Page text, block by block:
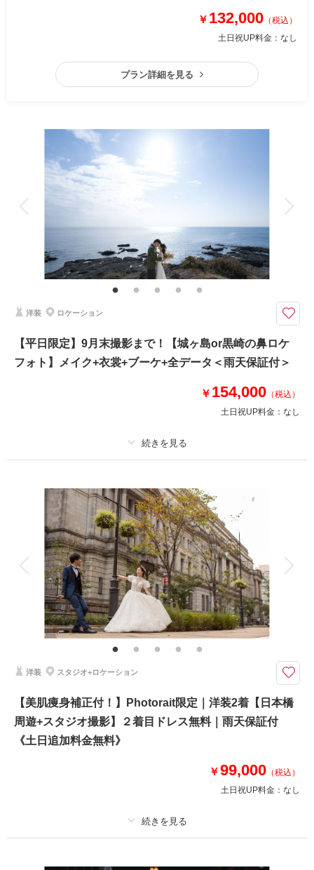
￥ 132,000 （税込）
土日祝UP料金： なし
プラン詳細を見る
洋装 ロケーション
【平日限定】9月末撮影まで！【城ヶ島or黒崎の鼻ロケ
フォト】メイク+衣裳+ブーケ+全データ＜雨天保証付＞
￥ 154,000 （税込）
土日祝UP料金： なし
撮影料 新婦衣装1着
着付け ヘアメイク 小物一式
アルバム データ 120 カット 台紙付写真
衣装追加 会食 挙式
家族と撮影 家族用衣装レンタル ペットと撮影
その他含むもの
☆選べる特典1つ☆ 衣裳合わせ(2.5h/サイズ調整)・悪天候時(前日降水確率
50％以上)日程変更・ヘアメイクアテンド・イヤリング/ヘッドアクセ・ブー
ケ＆ブートニア（造花）・衣装小物・お支度部屋・土日追加料金無料・ビー
イナミックな自然とともにドラマティックフォト♪
今なら【選べる豪華特典付き】お好きなオプションを選んでGET☆
人気のオプションの中からお好きなアイテムを1つプレゼント！
撮影日：2026年4月13日
洋装 スタジオ+ロケーション
【美肌痩身補正付！】Photorait限定｜洋装2着【日本橋
周遊+スタジオ撮影】２着目ドレス無料｜雨天保証付
《土日追加料金無料》
￥99,000 （税込）
土日祝UP料金： なし